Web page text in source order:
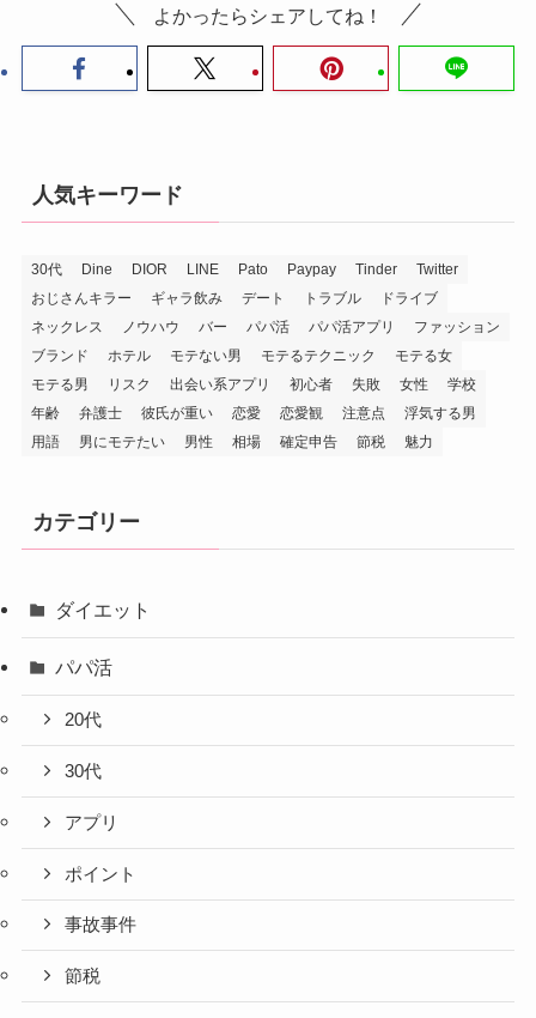
よかったらシェアしてね！
人気キーワード
30代 Dine DIOR LINE Pato Paypay Tinder
Twitter
おじさんキラー
ギャラ飲み デート トラブル
ドライブ
ネックレス
ノウハウ バー パパ活 パパ活アプリ
ファッション
ブランド
ホテル モテない男 モテるテクニック
モテる女
モテる男
リスク 出会い系アプリ 初心者 失敗 女性
学校
年齢
弁護士 彼氏が重い 恋愛 恋愛観 注意点
浮気する男
用語
男にモテたい 男性 相場 確定申告 節税 魅力
カテゴリー
ダイエット
パパ活
20代
30代
アプリ
ポイント
事故事件
節税